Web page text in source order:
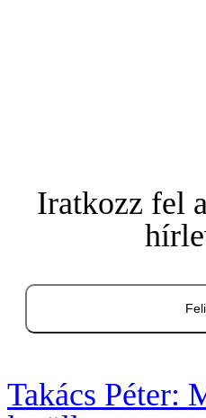
Iratkozz fel
Takács Péter: